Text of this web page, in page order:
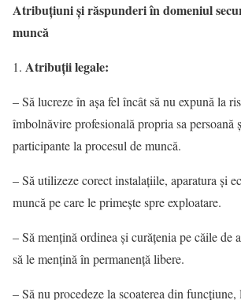
Atribuţiuni şi răspunderi în domeniul
muncă
Atribuţii legale:
– Să lucreze în aşa fel încât să nu expună la
îmbolnăvire profesională propria sa persoană
participante la procesul de muncă.
– Să utilizeze corect instalaţiile, aparatura şi
muncă pe care le primeşte spre exploatare.
– Să menţină ordinea şi curăţenia pe căile de
să le menţină în permanenţă libere.
– Să nu procedeze la scoaterea din